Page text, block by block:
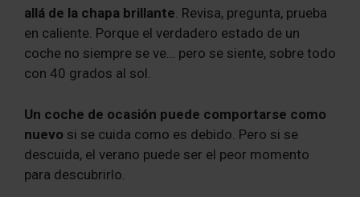
allá de la chapa brillante. Revisa, pregunta, prueba
en caliente. Porque el verdadero estado de un
coche no siempre se ve… pero se siente, sobre todo
con 40 grados al sol.
Un coche de ocasión puede comportarse como
nuevo si se cuida como es debido. Pero si se
descuida, el verano puede ser el peor momento
para descubrirlo.